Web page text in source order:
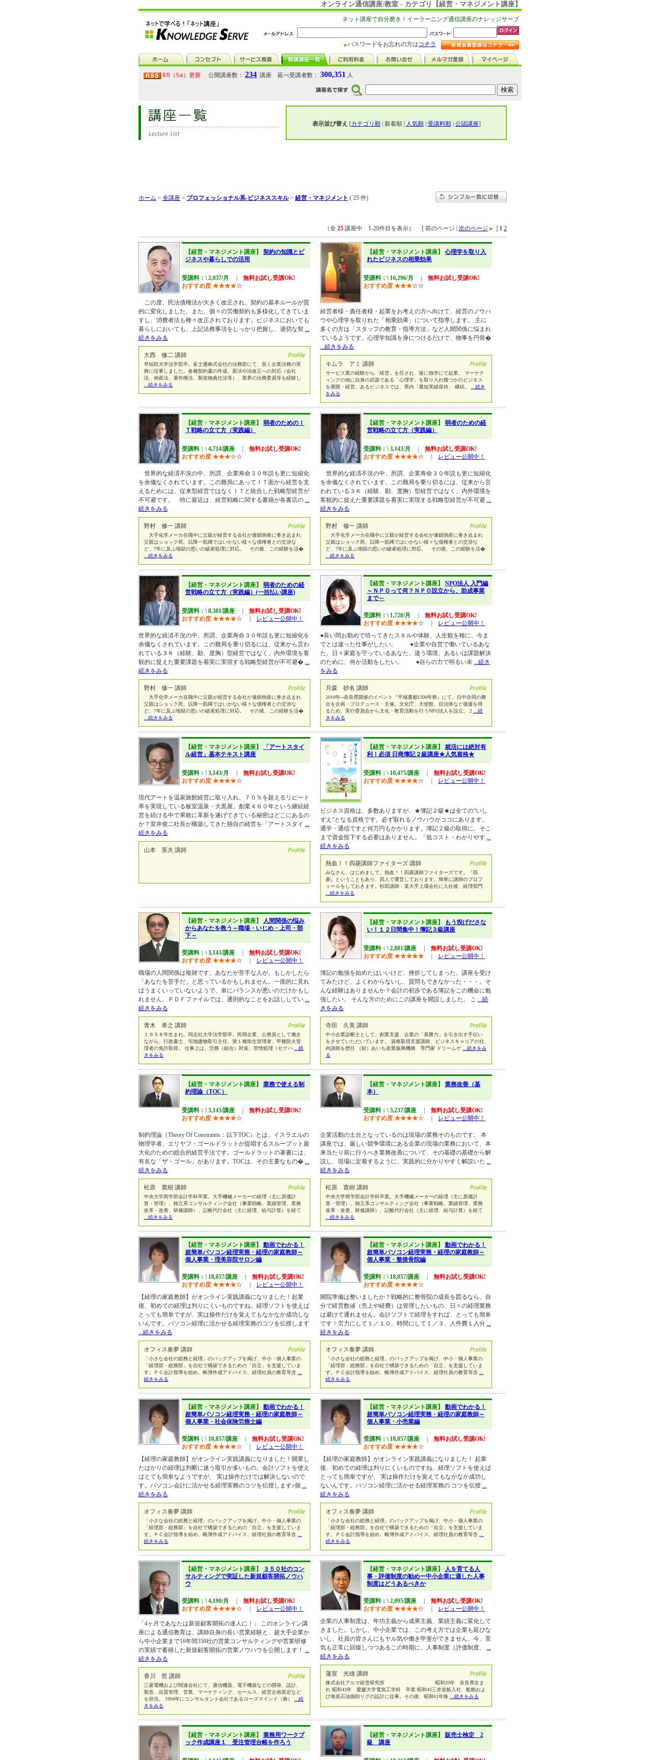
オンライン通信講座/教室 - カテゴリ【経営・マネジメント講座】
ネット講座で自分磨き！イーラーニング通信講座のナレッジサーブ
パスワードをお忘れの方はコチラ
8/8（Sat）更新 公開講座数： 234 講座 延べ受講者数： 300,351 人
表示並び替え [カテゴリ順| 新着順 | 人気順| 受講料順| 公認講座]
ホーム > 全講座 > プロフェッショナル系-ビジネススキル> 経営・マネジメント ( 25 件)
（全 25 講座中 1-20件目を表示） [ 前のページ | 次のページ ] 1 2
【経営・マネジメント講座】 契約の知識とビ
ジネスや暮らしでの活用
受講料：\ 2,037/月
無料お試し受講OK!
おすすめ度 ★★★★☆
この度、民法債権法が大きく改正され、契約の基本ルールが質
的に変化しました。また、個々の労働契約も多様化してきていま
すし、消費者法も種々改正されております。ビジネスにおいても
暮らしにおいても、上記法務事項をしっかり把握し、適切な契 ...
続きをみる
大西 修二 講師
早稲田大学法学部卒。富士通株式会社の法務部にて、長く企業法務の実
務に従事しました。各種契約書の作成、新法や法改正への対応（会社
法、倒産法、著作権法、製造物責任法等）、業界の法務委員等も経験し
...続きをみる
【経営・マネジメント講座】心理学を取り入
れたビジネスの相乗効果
受講料：\ 16,296/月
無料お試し受講OK!
おすすめ度 ★★★☆☆
経営者様・責任者様・起業をお考えの方へ向けて、経営のノウハ
ウや心理学を取りれた「相乗効果」について指導します。 主に
多くの方は「スタッフの教育・指導方法」など人間関係に悩まれ
ているようです。心理学知識を身につけるだけで、物事を円骨�
...続きをみる
キムラ アミ 講師
サービス業の経験から「経営」を任され、後に独学にて起業。 マーケテ
ィングの他に自身の武器である「心理学」を取り入れ幾つかのビジネス
を展開・経営。あるビジネスでは、県内「最短実績保持」 継続。
...続き
をみる
【経営・マネジメント講座】 弱者のためのＩ
Ｔ戦略の立て方（実践編）
受講料：\ 4,714/講座
無料お試し受講OK!
おすすめ度 ★★★☆☆
世界的な経済不況の中、所謂、企業寿命３０年説も更に短縮化
を余儀なくされています。この難局にあってＩＴ面から経営を支
えるためには、従来型経営ではなくＩＴと統合した戦略型経営が
不可避です。 特に最近は、経営戦略に関する書籍が各書店の ...
続きをみる
野村 修一 講師
大手化学メーカ在職中に父親が経営する会社が連鎖倒産に巻き込まれ
父親はショック死、以降一筋縄ではいかない様々な債権者との交渉な
ど、7年に及ぶ地獄の思いの破産処理に対応。 その後、この経験を活�
...続きをみる
【経営・マネジメント講座】 弱者のための経
営戦略の立て方（実践編）
受講料：\ 3,143/月
無料お試し受講OK!
おすすめ度 ★★★★☆ レビュー公開中！
世界的な経済不況の中、所謂、企業寿命３０年説も更に短縮化
を余儀なくされています。この難局を乗り切るには、従来から言
われている３Ｋ（経験、勘、度胸）型経営ではなく、内外環境を
客観的に捉えた重要課題を着実に実現する戦略型経営が不可避 ...
続きをみる
野村 修一 講師
大手化学メーカ在職中に父親が経営する会社が連鎖倒産に巻き込まれ
父親はショック死、以降一筋縄ではいかない様々な債権者との交渉な
ど、7年に及ぶ地獄の思いの破産処理に対応。 その後、この経験を活�
...続きをみる
【経営・マネジメント講座】 弱者のための経
営戦略の立て方（実践編）(一括払い講座)
受講料：\ 8,381/講座
無料お試し受講OK!
おすすめ度 ★★★★☆ レビュー公開中！
世界的な経済不況の中、所謂、企業寿命３０年説も更に短縮化を
余儀なくされています。この難局を乗り切るには、従来から言わ
れている３Ｋ（経験、勘、度胸）型経営ではなく、内外環境を客
観的に捉えた重要課題を着実に実現する戦略型経営が不可避� ...
続きをみる
野村 修一 講師
大手化学メーカ在職中に父親が経営する会社が連鎖倒産に巻き込まれ
父親はショック死、以降一筋縄ではいかない様々な債権者との交渉な
ど、7年に及ぶ地獄の思いの破産処理に対応。 その後、この経験を活�
...続きをみる
【経営・マネジメント講座】 NPO法人 入門編
～ＮＰＯって何？ＮＰＯ設立から、助成事業
まで～
受講料：\ 1,728/月
無料お試し受講OK!
おすすめ度 ★★★★☆
レビュー公開中！
●長い間お勤めで培ってきたスキルや体験、人生観を糧に、今ま
でとは違った仕事がしたい。 ●企業や自営で働いているあな
た、日々家庭を守っているあなた、違う環境、あるいは課題解決
のために、何か活動をしたい。 ●自らの力で明るい未 ...続き
をみる
月森 砂名 講師
2010年─奈良県開催のイベント『平城遷都1300年祭』にて、日中合同の舞
台を企画・プロデュース・主催。文化庁、大使館、自治体など後援を得
るため、実行委員会から文化・教育活動を行うNPO法人を設立。 2
...続
きをみる
【経営・マネジメント講座】
「アートスタイ
ル経営」基本テキスト講座
受講料：\ 3,143/月
無料お試し受講OK!
おすすめ度 ★★★★☆
現代アートを温泉旅館経営に取り入れ、７０％を超えるリピート
率を実現している板室温泉・大黒屋。創業４６０年という継続経
営を続ける中で果敢に革新を遂げてきている秘密はどこにあるの
か？室井俊二社長が構築してきた独自の経営を「アートスタイ ...
続きをみる
山本 英夫 講師
【経営・マネジメント講座】 就活には絶対有
利！必須 日商簿記２級講座★人気資格★
受講料：\ 10,475/講座
無料お試し受講OK!
おすすめ度 ★★★★☆ レビュー公開中！
ビジネス資格は、多数ありますが、★簿記２級★は全ての“いし
ずえ”となる資格です。必ず取れるノウハウがココにあります。
通学・通信ですと何万円もかかります。簿記２級の取得に、そこ
まで資金投下する必要はありません。「低コスト・わかりやす ...
続きをみる
熱血！！四菱講師ファイターズ 講師
みなさん、はじめまして。熱血！！四菱講師ファイターズです。『四
菱』ということもあり、四人で運営しております。簡単に講師のプロフ
ィールをしておきます。杉田講師：某大手上場会社に入社後、経理部門
...続きをみる
【経営・マネジメント講座】 人間関係の悩み
からあなたを救う～職場・いじめ・上司・部
下～
受講料：\ 3,143/講座
無料お試し受講OK!
おすすめ度 ★★★★☆
レビュー公開中！
職場の人間関係は複雑です。あなたが苦手な人が、もしかしたら
「あなたを苦手だ」と思っているかもしれません。一面的に見れ
ばうまくいっていないようで、単にバランスが悪いのだけかもし
れません。ＰＤＦファイルでは、通則的なことをお話ししてい ...
続きをみる
青木 孝之 講師
１９５８年生まれ。同志社大学法学部卒。民間企業、公務員として働き
ながら、行政書士、宅地建物取引主任、第１種衛生管理者、甲種防火管
理者の免許取得。 仕事上は、労務（組合）対策、苦情処理（セクハ
...続
きをみる
【経営・マネジメント講座】
もう投げださな
い！１２日間集中！簿記３級講座
受講料：\ 2,881/講座
無料お試し受講OK!
おすすめ度 ★★★★★ レビュー公開中！
簿記の勉強を始めたはいいけど、挫折してしまった。講座を受け
てみたけど、よくわからないし、質問もできなかった・・・。そ
んな経験はありませんか？会計の初歩である簿記をこの機会に勉
強したい。 そんな方のためにこの講座を開設しました。 こ ...続
きをみる
寺田 久美 講師
中小企業診断士として、創業支援、企業の「基勝力」を引き出す手伝い
をさせていただいています。 資格取得支援講師、ビジネスキャリアの社
内講師を歴任 （財）あいち産業振興機構 専門家 ドリームゲ
...続きをみ
る
【経営・マネジメント講座】 業務で使える制
約理論（TOC）
受講料：\ 3,143/講座
無料お試し受講OK!
おすすめ度 ★★★★☆
制約理論（Theory Of Constraints：以下TOC）とは、イスラエルの
物理学者、エリヤフ・ゴールドラットが提唱するスループット最
大化のための総合的経営手法です。ゴールドラットの著書には、
有名な「ザ・ゴール」があります。TOCは、その主要なもの� ...
続きをみる
松原 寛樹 講師
中央大学商学部会計学科卒業。大手機械メーカーの経理（主に原価計
算・管理）、独立系コンサルティング会社（事業戦略、業績管理、業務
改革・改善、研修講師）、記帳代行会社（主に経理、給与計算）を経て
...続きをみる
【経営・マネジメント講座】 業務改善（基
本）
受講料：\ 5,237/講座
無料お試し受講OK!
おすすめ度 ★★★★☆ レビュー公開中！
企業活動の土台となっているのは現場の業務そのものです。 本
講座では、厳しい競争環境にある企業の現場の業務において、本
来当たり前に行うべき業務改善について、その基礎の基礎から解
説し、現場に定着するように、実践的に分かりやすく解説いた ...
続きをみる
松原 寛樹 講師
中央大学商学部会計学科卒業。大手機械メーカーの経理（主に原価計
算・管理）、独立系コンサルティング会社（事業戦略、業績管理、業務
改革・改善、研修講師）、記帳代行会社（主に経理、給与計算）を経て
...続きをみる
【経営・マネジメント講座】 動画でわかる！
超簡単パソコン経理実務・経理の家庭教師～
個人事業・理美容院サロン編
受講料：\ 18,857/講座
無料お試し受講OK!
おすすめ度 ★★★★☆
レビュー公開中！
【経理の家庭教師】がオンライン実践講義になりました！起業
後、初めての経理は判りにくいものですね。経理ソフトを使えば
とっても簡単ですが、実は操作だけを覚えてもなかなか成功しな
いんです。パソコン経理に活かせる経理実務のコツを伝授します
...続きをみる
オフィス奏夢 講師
「小さな会社の総務と経理」のバックアップを掲げ、中小・個人事業の
「経理部・総務部」を自社で構築できるための「自立」を支援していま
す。ＰＣ会計指導を始め、帳簿作成アドバイス、経理社員の教育等含
続きをみる
【経営・マネジメント講座】 動画でわかる！
超簡単パソコン経理実務・経理の家庭教師～
個人事業・整接骨院編
受講料：\ 18,857/講座
無料お試し受講OK!
おすすめ度 ★★★★☆
開院準備は整いましたか？戦略的に整骨院の成長を図るなら、自
分で経営数値（売上や経費）は管理したいもの、日々の経理業務
は避けて通れません。会計ソフトで経理をすれば、とっても簡単
です！労力にして１／１０、時間にして１／３、人件費１人分 ...
続きをみる
オフィス奏夢 講師
「小さな会社の総務と経理」のバックアップを掲げ、中小・個人事業の
「経理部・総務部」を自社で構築できるための「自立」を支援していま
す。ＰＣ会計指導を始め、帳簿作成アドバイス、経理社員の教育等含
続きをみる
【経営・マネジメント講座】 動画でわかる！
超簡単パソコン経理実務・経理の家庭教師～
個人事業・社会保険労務士編
受講料：\ 18,857/講座
無料お試し受講OK!
おすすめ度 ★★★★☆
レビュー公開中！
【経理の家庭教師】がオンライン実践講義になりました！開業し
たばかりの経理は判断に迷う取引が多いもの。会計ソフトを使え
ばとても簡単なようですが、 実は操作だけでは解決しないので
す。パソコン会計に活かせる経理実務のコツを伝授します♪個 ...
続きをみる
オフィス奏夢 講師
「小さな会社の総務と経理」のバックアップを掲げ、中小・個人事業の
「経理部・総務部」を自社で構築できるための「自立」を支援していま
す。ＰＣ会計指導を始め、帳簿作成アドバイス、経理社員の教育等含
続きをみる
【経営・マネジメント講座】 動画でわかる！
超簡単パソコン経理実務・経理の家庭教師～
個人事業・小売業編
受講料：\ 18,857/講座
無料お試し受講OK!
おすすめ度 ★★★★☆
【経理の家庭教師】がオンライン実践講義になりました！ 起業
後、初めての経理は判りにくいものですね。経理ソフトを使えば
とっても簡単ですが、 実は操作だけを覚えてもなかなか成功し
ないんです。パソコン経理に活かせる経理実務の コツを伝授 ...
続きをみる
オフィス奏夢 講師
「小さな会社の総務と経理」のバックアップを掲げ、中小・個人事業の
「経理部・総務部」を自社で構築できるための「自立」を支援していま
す。ＰＣ会計指導を始め、帳簿作成アドバイス、経理社員の教育等含
続きをみる
【経営・マネジメント講座】
３５０社のコン
サルティングで実証した新規顧客開拓ノウハ
ウ
受講料：\ 4,190/月
無料お試し受講OK!
おすすめ度 ★★★★☆ レビュー公開中！
「4ヶ月であなたは新規顧客開拓の達人に！」 このオンライン講
座による通信教育は、講師自身の長い営業経験と、超大手企業か
ら中小企業まで16年間350社の営業コンサルティングや営業研修
の実績で蓄積した新規顧客開拓の営業ノウハウを公開します！ ...
続きをみる
香川 哲 講師
三菱電機および関連会社にて、通信機器、電子機器などの開発、設計、
製造、品質管理、営業、マーケティング、セールス、経営企画策定など
を担当。 1994年にコンサルタント会社であるローズマインド（株）
...続
きをみる
【経営・マネジメント講座】 人を育てる人
事・評価制度の勧めー中小企業に適した人事
制度はどうあるべきか
受講料：\ 2,095/講座
無料お試し受講OK!
おすすめ度 ★★★★☆
レビュー公開中！
企業の人事制度は、年功主義から成果主義、業績主義に変化して
きました。しかし、中小企業では、この考え方では企業も延びな
いし、社員の皆さんにもヤル気や働き甲斐ができません。今、景
気も正常に回復しつつあるこの時期に、人事制度（評価制度、 ...
続きをみる
蓮室 光雄 講師
株式会社アルマ経営研究所 昭和20年 奈良県生ま
れ 昭和43年 愛媛大学電気工学科 卒業 昭和43三井造船入社、船舶およ
び海底石油掘削リグの設計に従事。その後、昭和61年株
...続きをみる
【経営・マネジメント講座】 業務用ワークブ
ック作成講座１ 受注管理台帳を作ろう
【経営・マネジメント講座】 販売士検定 2
級 講座